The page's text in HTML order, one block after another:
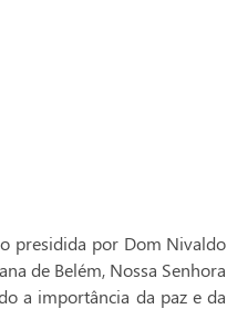
presidida por Dom Nivaldo
de Belém, Nossa Senhora
a importância da paz e da